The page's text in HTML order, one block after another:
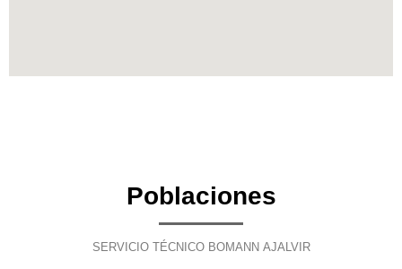
Poblaciones
SERVICIO TÉCNICO BOMANN AJALVIR